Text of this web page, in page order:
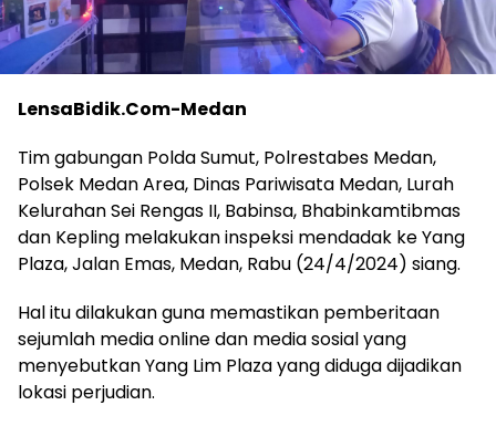
LensaBidik.Com-Medan
Tim gabungan Polda Sumut, Polrestabes Medan,
Polsek Medan Area, Dinas Pariwisata Medan, Lurah
Kelurahan Sei Rengas II, Babinsa, Bhabinkamtibmas
dan Kepling melakukan inspeksi mendadak ke Yang
Plaza, Jalan Emas, Medan, Rabu (24/4/2024) siang.
Hal itu dilakukan guna memastikan pemberitaan
sejumlah media online dan media sosial yang
menyebutkan Yang Lim Plaza yang diduga dijadikan
lokasi perjudian.